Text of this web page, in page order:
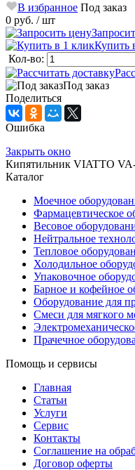
В избранное Под заказ
0 руб. / шт
Купить
Кол-во:
Под заказ
Поделиться
Ошибка
Закрыть окно
Кипятильник VIATTO
Каталог
Моечное
Фармацевтическое
Весовое
Нейтральное
Тепловое
Холодильное
Упаковочное
Барное и кофейное
Оборудование для
Смеси для мягкого
Прачечное
Помощь и сервисы
Главная
Статьи
Услуги
Сервис
Контакты
Соглашение на
Договор оферты